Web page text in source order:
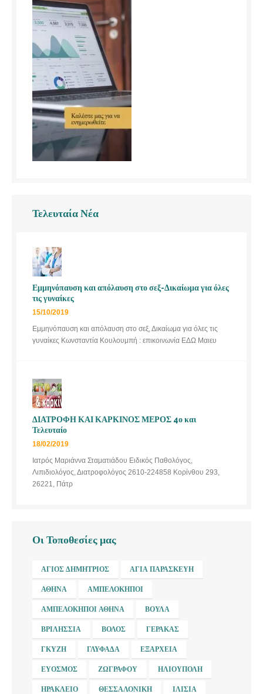
Τελευταία Νέα
Εμμηνόπαυση και απόλαυση στο σεξ-Δικαίωμα για όλες
τις γυναίκες
15/10/2019
Εμμηνόπαυση και απόλαυση στο σεξ, Δικαίωμα για όλες τις
γυναίκες Κωνσταντία Κουλουμπή : επικοινωνία ΕΔΩ Μαιευ
ΔΙΑΤΡΟΦΗ ΚΑΙ ΚΑΡΚΙΝΟΣ ΜΕΡΟΣ 4ο και
Τελευταίο
18/02/2019
Ιατρός Μαριάννα Σταματιάδου Ειδικός Παθολόγος,
Λιπιδιολόγος, Διατροφολόγος 2610-224858 Κορίνθου 293,
26221, Πάτρ
Οι Τοποθεσίες μας
ΆΓΙΟΣ ΔΗΜΉΤΡΙΟΣ ΑΓΊΑ ΠΑΡΑΣΚΕΥΉ
ΑΘΉΝΑ ΑΜΠΕΛΌΚΗΠΟΙ
ΑΜΠΕΛΌΚΗΠΟΙ ΑΘΉΝΑ ΒΟΎΛΑ
ΒΡΙΛΉΣΣΙΑ ΒΌΛΟΣ ΓΈΡΑΚΑΣ
ΓΚΎΖΗ ΓΛΥΦΆΔΑ ΕΞΆΡΧΕΙΑ
ΕΎΟΣΜΟΣ ΖΩΓΡΆΦΟΥ ΗΛΙΟΎΠΟΛΗ
ΗΡΆΚΛΕΙΟ ΘΕΣΣΑΛΟΝΊΚΗ ΙΛΊΣΙΑ